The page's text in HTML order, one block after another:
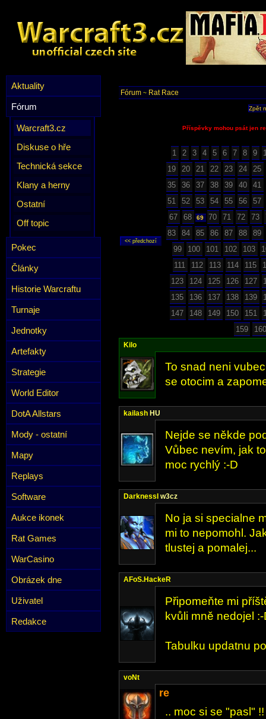
Aktuality
Fórum
Warcraft3.cz
Diskuse o hře
Technická sekce
Klany a herny
Ostatní
Off topic
Pokec
Články
Historie Warcraftu
Turnaje
Jednotky
Artefakty
Strategie
World Editor
DotA Allstars
Mody - ostatní
Mapy
Replays
Software
Aukce ikonek
Rat Games
WarCasino
Obrázek dne
Uživatel
Redakce
Fórum ~ Rat Race
Zpět
Příspěvky mohou psát jen
1 2 3 4 5 6 7 8 9
19
20 21 22 23 24
25
35
36 37 38 39 40
41
51
52 53 54 55 56
57
67
68 69 70 71 72 73
83
84 85 86 87 88
89
99
100 101 102 103
111
112 113 114 115
123
124 125 126 127
135
136 137 138 139
147
148 149 150 151
159
160
Kilo
To snad neni
se otocim a
kailash HU
Nejde se někde
Vůbec nevím, jak
moc rychlý :-D
DarknessI w3cz
No ja si specialne
mi to nepomohl.
tlustej a pomalej...
AFoS.HackeR
Připomeňte mi
kvůli mně nedojel :-
Tabulku updatnu
voNt
re
.. moc si se "pasl"